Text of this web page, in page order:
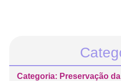
Categoria: Preservação